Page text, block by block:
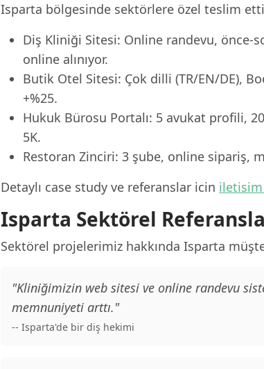
Isparta bölgesinde sektörlere özel teslim
Diş Kliniği Sitesi: Online randevu, önce-
online alınıyor.
Butik Otel Sitesi: Çok dilli (TR/EN/DE),
+%25.
Hukuk Bürosu Portalı: 5 avukat profili,
5K.
Restoran Zinciri: 3 şube, online sipariş,
Detaylı case study ve referanslar icin
Isparta Sektörel
Sektörel projelerimiz hakkında Isparta
"Kliniğimizin web sitesi ve online randevu
memnuniyeti arttı."
-- Isparta'de bir diş hekimi